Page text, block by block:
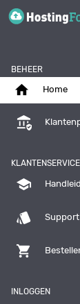
BEHEER
home Home
assured_workload
KLANTENSERVICE
school
style
shopping_cart
INLOGGEN